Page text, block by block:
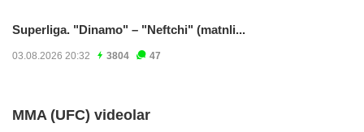
Superliga. "Dinamo" – "Neftchi" (matnli...
03.08.2026 20:32 3804 47
MMA (UFC) videolar